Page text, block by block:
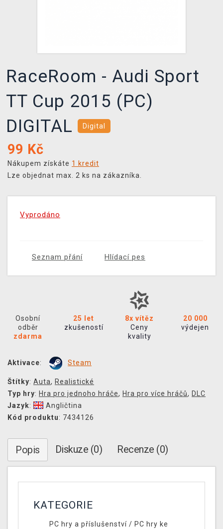
RaceRoom - Audi Sport
TT Cup 2015 (PC)
DIGITAL
Digital
99 Kč
Nákupem získáte 1 kredit
Lze objednat max. 2 ks na zákazníka.
Vyprodáno
Seznam přání Hlídací pes
Osobní
odběr
zdarma
25 let
zkušeností
8x vítěz
Ceny
kvality
20 000
výdejen
Aktivace: Steam
Štítky: Auta, Realistické
Typ hry: Hra pro jednoho hráče, Hra pro více hráčů, DLC
Jazyk:
Angličtina
Kód produktu: 7434126
Popis Diskuze (0) Recenze (0)
KATEGORIE
PC hry a příslušenství/ PC hry ke